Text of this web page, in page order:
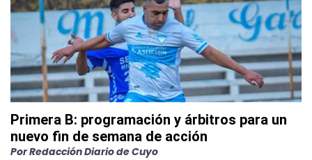
Primera B: programación y árbitros para un
nuevo fin de semana de acción
PorRedacción Diario de Cuyo